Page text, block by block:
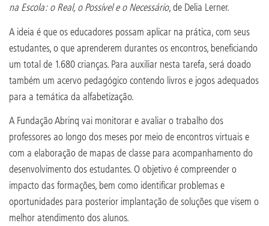
na Escola: o Real, o Possível e o Necessário, de Delia Lerner.
A ideia é que os educadores possam aplicar na prática, com seus
estudantes, o que aprenderem durantes os encontros, beneficiando
um total de 1.680 crianças. Para auxiliar nesta tarefa, será doado
também um acervo pedagógico contendo livros e jogos adequados
para a temática da alfabetização.
A Fundação Abrinq vai monitorar e avaliar o trabalho dos
professores ao longo dos meses por meio de encontros virtuais e
com a elaboração de mapas de classe para acompanhamento do
desenvolvimento dos estudantes. O objetivo é compreender o
impacto das formações, bem como identificar problemas e
oportunidades para posterior implantação de soluções que visem o
melhor atendimento dos alunos.